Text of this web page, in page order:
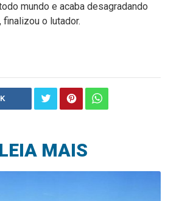
mundo e acaba desagradando
o lutador.
LEIA MAIS